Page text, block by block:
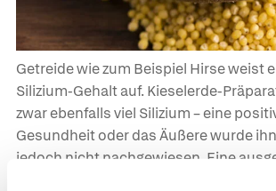
Getreide wie zum Beispiel Hirse weist
Silizium-Gehalt auf. Kieselerde-
zwar ebenfalls viel Silizium – eine
Gesundheit oder das Äußere wurde
jedoch nicht nachgewiesen. Eine
Ernährung, viel Bewegung und den